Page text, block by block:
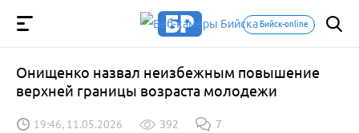
Бийск-online
Онищенко назвал неизбежным повышение
верхней границы возраста молодежи
19:46, 11.05.2026 392 7